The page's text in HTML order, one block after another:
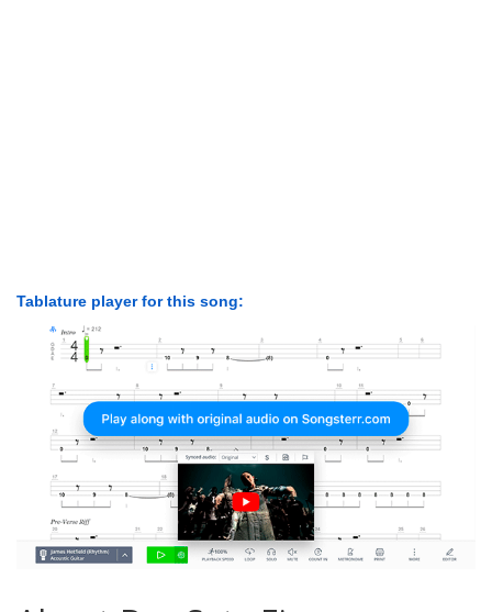
Tablature player for this song: